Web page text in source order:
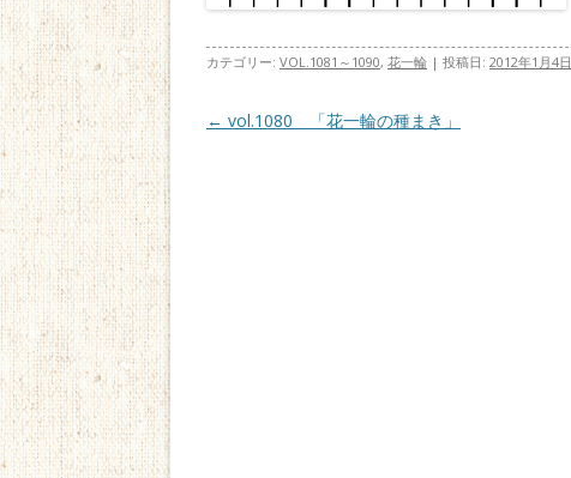
カテゴリー: VOL.1081～1090, 花一輪 | 投稿日: 2012年1月4日
投稿ナビゲーション
← vol.1080 「花一輪の種まき」